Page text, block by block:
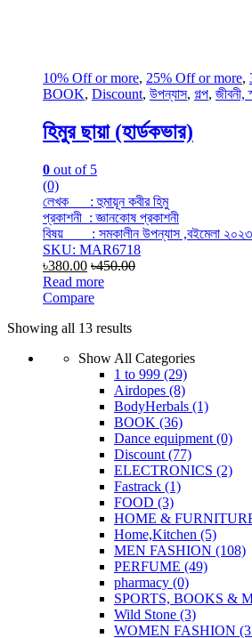
10% Off or more, 25% Off or more,
BOOK, Discount, উপন্যাস, গল্প, জীবনী,
হিমুর ছায়া (হার্ডকভার)
0 out of 5
(0)
লেখক : হুমায়ূন কবীর হিমু
প্রকাশনী : জ্ঞানকোষ প্রকাশনী
বিষয় : সমকালীন উপন্যাস ,বইমেলা ২০২৩
SKU: MAR6718
৳380.00 ৳450.00
Read more
Compare
Showing all 13 results
Show All Categories
1 to 999 (29)
Airdopes (8)
BodyHerbals (1)
BOOK (36)
Dance equipment (0)
Discount (77)
ELECTRONICS (2)
Fastrack (1)
FOOD (3)
HOME &
Home,Kitchen (5)
MEN FASHION (108)
PERFUME (49)
pharmacy (0)
SPORTS, BOOKS &
Wild Stone (3)
WOMEN FASHION